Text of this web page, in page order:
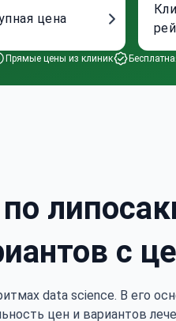
цена
Прямые цены из клиник
с
data science. В его
цен и вариантов